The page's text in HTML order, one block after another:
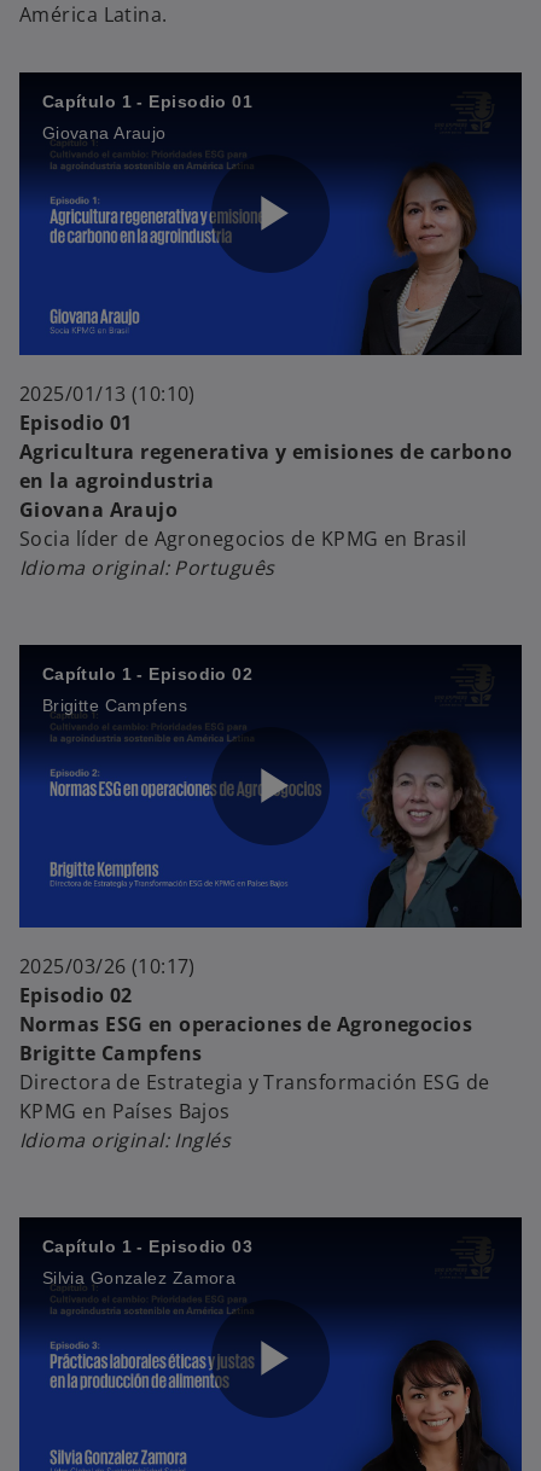
i
d
e
América Latina.
Capítulo 1 - Episodio 01
Giovana Araujo
P
y
V
i
e
o
2025/01/13 (10:10)
Episodio 01
Agricultura regenerativa y emisiones de carbono
en la agroindustria
Giovana Araujo
Socia líder de Agronegocios de KPMG en Brasil
Idioma original: Português
Capítulo 1 - Episodio 02
Brigitte Campfens
P
a
y
V
i
2025/03/26 (10:17)
Episodio 02
Normas ESG en operaciones de Agronegocios
Brigitte Campfens
Directora de Estrategia y Transformación ESG de
KPMG en Países Bajos
Idioma original: Inglés
Capítulo 1 - Episodio 03
Silvia Gonzalez Zamora
P